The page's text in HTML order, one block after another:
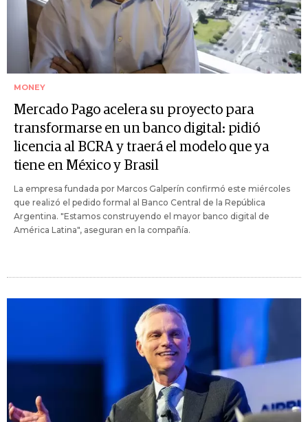
MONEY
Mercado Pago acelera su proyecto para
transformarse en un banco digital: pidió
licencia al BCRA y traerá el modelo que ya
tiene en México y Brasil
La empresa fundada por Marcos Galperín confirmó este miércoles
que realizó el pedido formal al Banco Central de la República
Argentina. "Estamos construyendo el mayor banco digital de
América Latina", aseguran en la compañía.